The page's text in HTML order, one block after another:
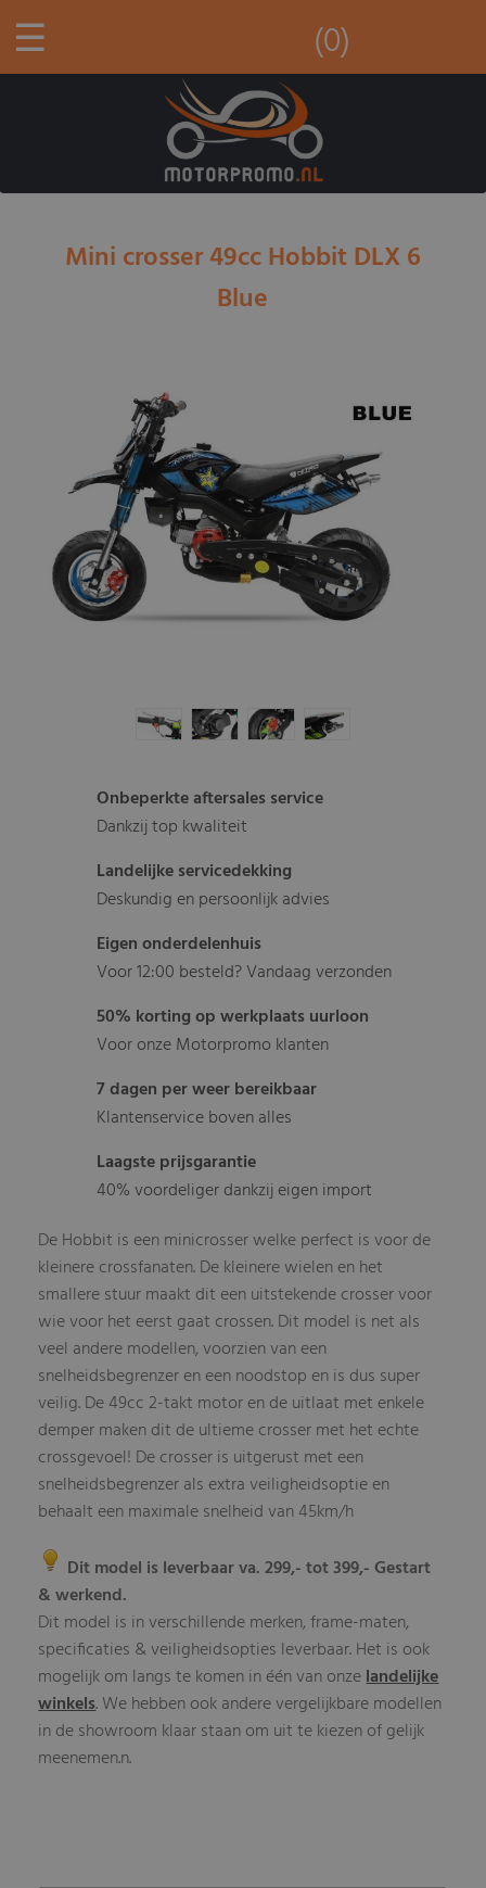
☰ (0)
Mini crosser 49cc Hobbit DLX 6
Blue
Onbeperkte aftersales service
Dankzij top kwaliteit
Landelijke servicedekking
Deskundig en persoonlijk advies
Eigen onderdelenhuis
Voor 12:00 besteld? Vandaag verzonden
50% korting op werkplaats uurloon
Voor onze Motorpromo klanten
7 dagen per weer bereikbaar
Klantenservice boven alles
Laagste prijsgarantie
40% voordeliger dankzij eigen import
De Hobbit is een minicrosser welke perfect is voor de
kleinere crossfanaten. De kleinere wielen en het
smallere stuur maakt dit een uitstekende crosser voor
wie voor het eerst gaat crossen. Dit model is net als
veel andere modellen, voorzien van een
snelheidsbegrenzer en een noodstop en is dus super
veilig. De 49cc 2-takt motor en de uitlaat met enkele
demper maken dit de ultieme crosser met het echte
crossgevoel! De crosser is uitgerust met een
snelheidsbegrenzer als extra veiligheidsoptie en
behaalt een maximale snelheid van 45km/h
Dit model is leverbaar va. 299,- tot 399,- Gestart
& werkend.
Dit model is in verschillende merken, frame-maten,
specificaties & veiligheidsopties leverbaar. Het is ook
mogelijk om langs te komen in één van onzelandelijke
winkels. We hebben ook andere vergelijkbare modellen
in de showroom klaar staan om uit te kiezen of gelijk
meenemen.n.